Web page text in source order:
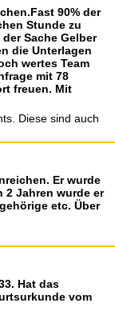
90% der
Stunde zu
Sache Gelber
die Unterlagen
wertes Team
mit 78
freuen. Mit
Diese sind auch
Er wurde
2 Jahren wurde er
etc. Über
Hat das
vom